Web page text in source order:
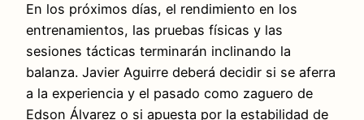
En los próximos días, el rendimiento en los
entrenamientos, las pruebas físicas y las
sesiones tácticas terminarán inclinando la
balanza. Javier Aguirre deberá decidir si se aferra
a la experiencia y el pasado como zaguero de
Edson Álvarez o si apuesta por la estabilidad de